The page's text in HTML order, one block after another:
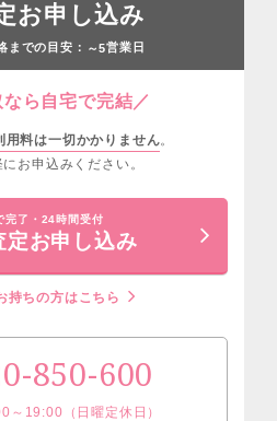
お申し込み
までの目安： ～5営業日
ら自宅で完結／
用料は一切かかりません。
お申込みください。
完了・24時間受付
定お申し込み
持ちの方はこちら
850-600
～19:00（日曜定休日）